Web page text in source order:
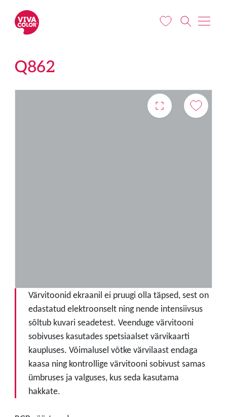
Q862
Värvitoonid ekraanil ei pruugi olla täpsed, sest on
edastatud elektroonselt ning nende intensiivsus
sõltub kuvari seadetest. Veenduge värvitooni
sobivuses kasutades spetsiaalset värvikaarti
kaupluses. Võimalusel võtke värvilaast endaga
kaasa ning kontrollige värvitooni sobivust samas
ümbruses ja valguses, kus seda kasutama
hakkate.